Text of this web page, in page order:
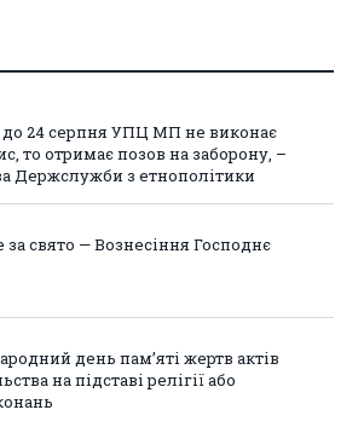
24 серпня УПЦ МП не виконає
то отримає позов на заборону, –
Держслужби з етнополітики
свято — Вознесіння Господнє
день пам’яті жертв актів
на підставі релігії або